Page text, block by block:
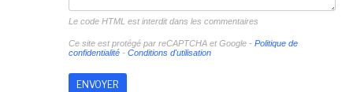
Le code HTML est interdit dans les commentaires
Ce site est protégé par reCAPTCHA et Google - Politique de
confidentialité- Conditions d'utilisation